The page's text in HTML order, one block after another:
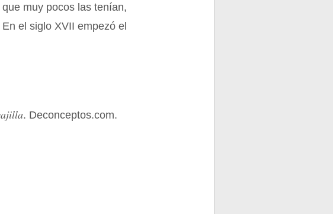
muy pocos las tenían,
el siglo XVII empezó el
. Deconceptos.com.